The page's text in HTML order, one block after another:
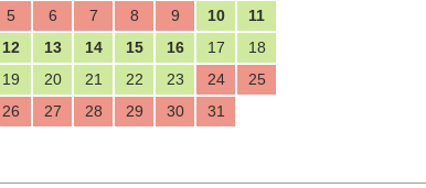
5
6 7 8 9 10
11
12
13 14 15 16 17
18
19
20 21 22 23 24
25
26
27 28 29 30 31